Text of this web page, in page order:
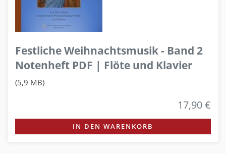
Festliche Weihnachtsmusik - Band 2
Notenheft PDF | Flöte und Klavier
(5,9 MB)
17,90 €
IN DEN WARENKORB